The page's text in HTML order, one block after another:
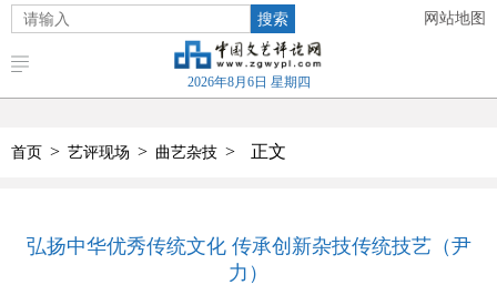
搜索 网站地图
2026年8月6日 星期四
首页 > 艺评现场 > 曲艺杂技 > 正文
弘扬中华优秀传统文化 传承创新杂技传统技艺（尹
力）